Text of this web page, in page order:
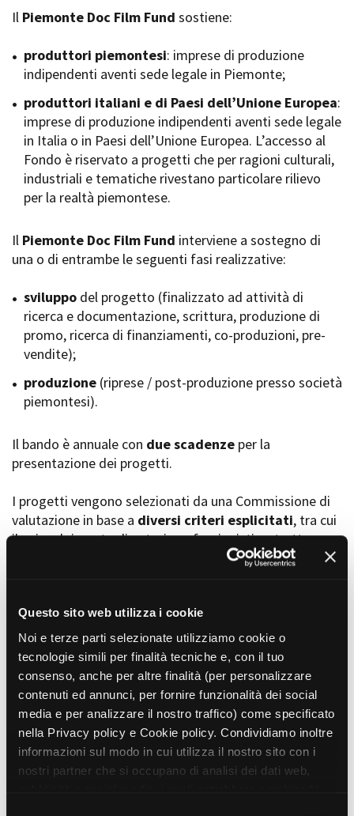
Questo sito web utilizza i cookie
Noi e terze parti selezionate utilizziamo cookie o
tecnologie simili per finalità tecniche e, con il tuo
consenso, anche per altre finalità (per personalizzare
contenuti ed annunci, per fornire funzionalità dei social
media e per analizzare il nostro traffico) come specificato
nella Privacy policy e Cookie policy. Condividiamo inoltre
informazioni sul modo in cui utilizza il nostro sito con i
nostri partner che si occupano di analisi dei dati web,
Piemonte Film Tv Fund
Piemonte Film Tv
Development Fund
Piemonte Doc Film Fund
Short Film Fund
PRODUCTION GUIDE
Società di produzione
Strutture di servizio
Attrici-Attori
Beginners
LOCATION GUIDE
FILM DATABASE
BOOK DATABASE
NEWS
CASTING
Locarno Film Festival
Cinematografica Venezia
Toronto International Film
Festa del Cinema di Roma
Torino Film Festival
David di Donatello
Nastri d’Argento
Premio Solinas
Location - Accedi al tuo
profilo
Newsletter
Lavora con noi
Stage - Tirocini - Scuola e
Lavoro
per affidamento lavori in
economia
Amministrazione trasparente
Bandi e gare
Whistleblowing
Il Piemonte Doc Film Fund sostiene:
produttori piemontesi: imprese di produzione
indipendenti aventi sede legale in Piemonte;
produttori italiani e di Paesi dell’Unione Europea:
imprese di produzione indipendenti aventi sede legale
in Italia o in Paesi dell’Unione Europea. L’accesso al
Fondo è riservato a progetti che per ragioni culturali,
industriali e tematiche rivestano particolare rilievo
per la realtà piemontese.
Il Piemonte Doc Film Fund interviene a sostegno di
una o di entrambe le seguenti fasi realizzative:
sviluppo del progetto (finalizzato ad attività di
ricerca e documentazione, scrittura, produzione di
promo, ricerca di finanziamenti, co-produzioni, pre-
vendite);
produzione (riprese / post-produzione presso società
piemontesi).
Il bando è annuale con due scadenze per la
presentazione dei progetti.
I progetti vengono selezionati da una Commissione di
valutazione in base a diversi criteri esplicitati, tra cui
il coinvolgimento di autori, professionisti e strutture
torinesi e piemontesi, i co-finanziamenti e l’effettiva
diffusione attraverso molteplici canali (proiezioni in sala,
canali televisivi, homevideo, piattaforme web...).
Progetti in progress
Vedi 105 progetti in progress